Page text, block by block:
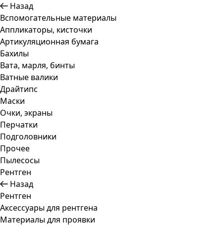
Назад
Вспомогательные материалы
Аппликаторы, кисточки
Артикуляционная бумага
Бахилы
Вата, марля, бинты
Ватные валики
Драйтипс
Маски
Очки, экраны
Перчатки
Подголовники
Прочее
Пылесосы
Рентген
Назад
Рентген
Аксессуары для рентгена
Материалы для проявки